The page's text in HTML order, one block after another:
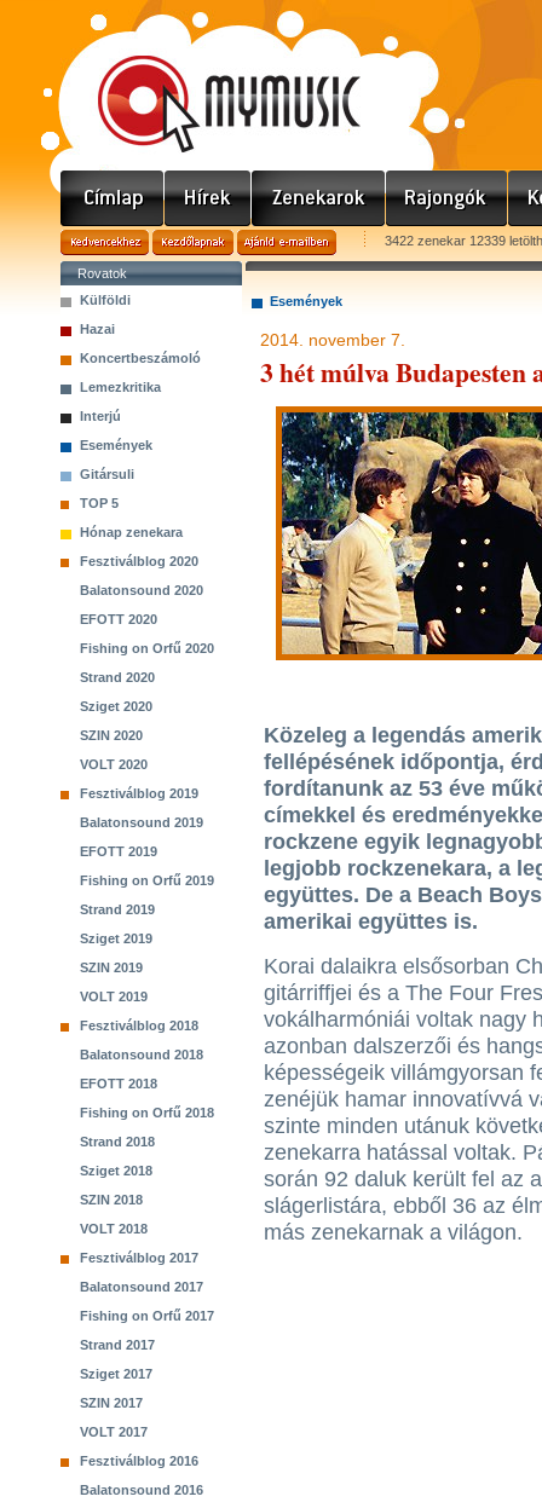
3422 zenekar 12339
Rovatok
Külföldi
Hazai
Koncertbeszámoló
Lemezkritika
Interjú
Események
Gitársuli
TOP 5
Hónap zenekara
Fesztiválblog 2020
Balatonsound 2020
EFOTT 2020
Fishing on Orfű 2020
Strand 2020
Sziget 2020
SZIN 2020
VOLT 2020
Fesztiválblog 2019
Balatonsound 2019
EFOTT 2019
Fishing on Orfű 2019
Strand 2019
Sziget 2019
SZIN 2019
VOLT 2019
Fesztiválblog 2018
Balatonsound 2018
EFOTT 2018
Fishing on Orfű 2018
Strand 2018
Sziget 2018
SZIN 2018
VOLT 2018
Fesztiválblog 2017
Balatonsound 2017
Fishing on Orfű 2017
Strand 2017
Sziget 2017
SZIN 2017
VOLT 2017
Fesztiválblog 2016
Balatonsound 2016
Események
2014. november 7.
3 hét múlva Budapesten
Közeleg a legendás
fellépésének időpontja,
fordítanunk az 53 éve
címekkel és
rockzene egyik
legjobb rockzenekara, a
együttes. De a Beach
amerikai együttes is.
Korai dalaikra elsősorban
gitárriffjei és a The Four
vokálharmóniái voltak nagy
azonban dalszerzői és
képességeik villámgyorsan
zenéjük hamar innovatívvá
szinte minden utánuk
zenekarra hatással voltak.
során 92 daluk került fel az
slágerlistára, ebből 36 az
más zenekarnak a világon.